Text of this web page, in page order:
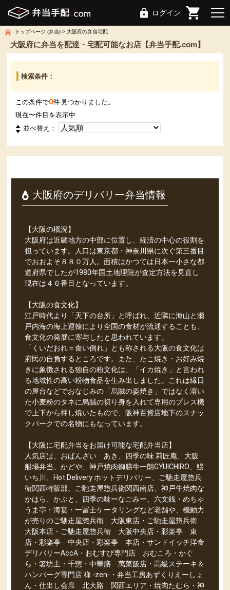
ログイン
トップページ (弁当) 大阪府の弁当宅配
大阪府に弁当を配達・宅配可能なお店【弁当手配.com】
検索条件：
この条件で0件 見つかりました。
現在〜件目を表示中
並べ替え：
大阪府のデリバリー弁当情報
【大阪の概況】
大阪府は近畿地方の中部に位置し、経済の中心の役割を
担っています。人口は東京都・神奈川県に次ぐ第三番目
でおおよそ８８０万人。面積はかつては日本一小さな都
道府県でしたが1980年国土地理院が査定方法を見直し
現在は４６番目となっています。
【大阪の食文化】
江戸時代より「天下の台所」と呼ばれ、近隣に海山と瀬
戸内海の海上運輸により全国の食材が流通することも、
食文化の発展に寄与したと思われています。
「くいだおれ＝食い倒れ」とも称される大阪の食文化は
府民の自負するところです。また、たこ焼き・お好み焼
きに象徴される独自の粉文化は、「イカ焼き」と言われ
る地域性の高い粉物食品を生み出しました。これは縁日
の屋台などでおなじみの「烏賊の姿焼き」ではなく溶い
た小麦粉のタネに烏賊の切り身を入れて専用のプレス機
で上下から押し焼いたもので、阪神百貨店地下のスナッ
クパークでの名物にもなっています。
【大阪に宅配弁当をお届け可能な宅配弁当店】
人気店は、おばんざい あき、四季の味 莉匠庵、大阪
船場弁当、かどや、神戸焼肉御膳牛一朗GYUICHIRO、鰻
いち川、Hot Delivery ホットデリバリー、ご馳走屋惣兵
衛関西特販部、ご馳走屋惣兵衛関西南店、神戸牛焼肉な
かはら、かぶと、四季の味ーなごみー、六文銭・めちゃ
うま亭・海宴・一冨士ケータリングなど老舗や、機動力
が売りのご馳走屋惣兵衛 大阪東店・ご馳走屋惣兵衛
大阪本店・ご馳走屋惣兵衛 大阪中央店・彩楽亭 東
店・彩楽亭 中央店・彩楽亭 本店・サンドイッチ洋食
デリバリーAccA・おむすび専門店 おむころ・かぐ
ら・箸坊主・千惣・中華膳 萬菜飯店・高級ステーキ＆
ハンバーグ専門店 禅 -zen-・弁当工房あずくりえーしょ
ん・仕出し会席 北大路 関西エリア・焼肉たむら・神